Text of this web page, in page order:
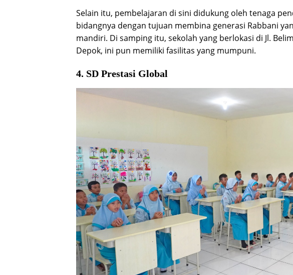
Selain itu, pembelajaran di sini didukung oleh tenaga
bidangnya dengan tujuan membina generasi Rabbani
mandiri. Di samping itu, sekolah yang berlokasi di Jl.
Depok, ini pun memiliki fasilitas yang mumpuni.
4. SD Prestasi Global